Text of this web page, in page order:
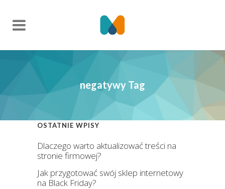
negatywy Tag
OSTATNIE WPISY
Dlaczego warto aktualizować treści na
stronie firmowej?
Jak przygotować swój sklep internetowy
na Black Friday?